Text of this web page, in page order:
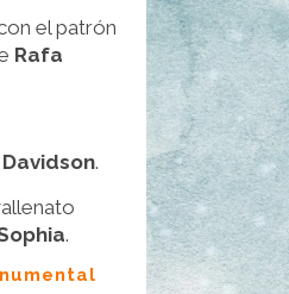
el patrón
Rafa
.
.